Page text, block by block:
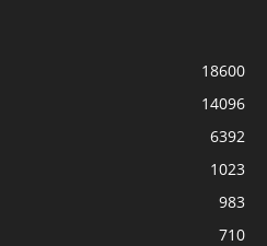
18600
14096
6392
1023
983
710